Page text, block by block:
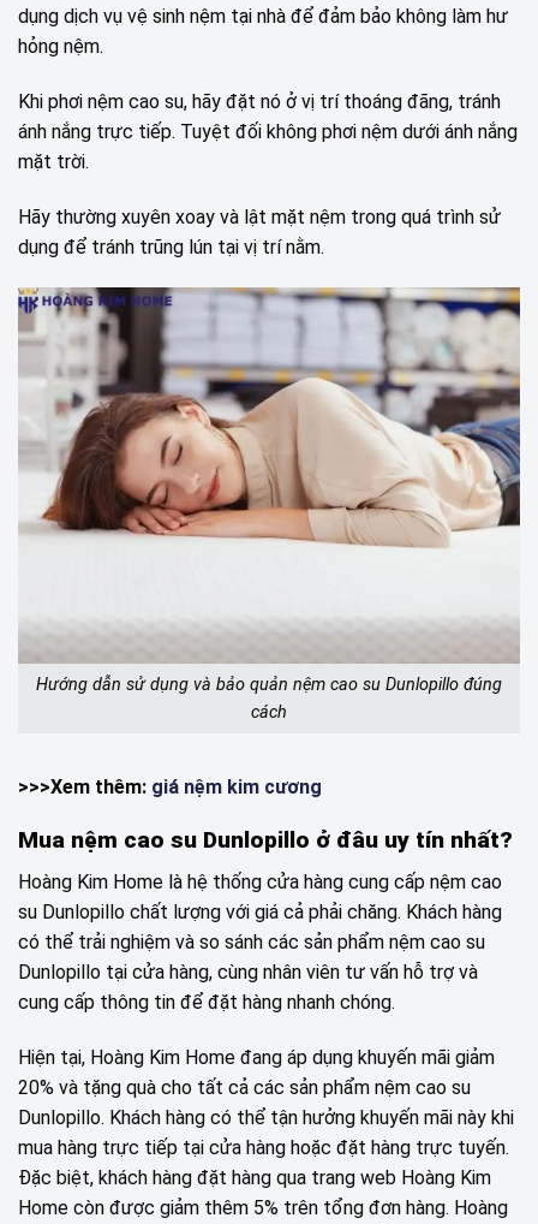
dụng dịch vụ vệ sinh nệm tại nhà để đảm bảo không làm hư
hỏng nệm.
Khi phơi nệm cao su, hãy đặt nó ở vị trí thoáng đãng, tránh
ánh nắng trực tiếp. Tuyệt đối không phơi nệm dưới ánh nắng
mặt trời.
Hãy thường xuyên xoay và lật mặt nệm trong quá trình sử
dụng để tránh trũng lún tại vị trí nằm.
Hướng dẫn sử dụng và bảo quản nệm cao su Dunlopillo đúng
cách
>>>Xem thêm: giá nệm kim cương
Mua nệm cao su Dunlopillo ở đâu uy tín nhất?
Hoàng Kim Home là hệ thống cửa hàng cung cấp nệm cao
su Dunlopillo chất lượng với giá cả phải chăng. Khách hàng
có thể trải nghiệm và so sánh các sản phẩm nệm cao su
Dunlopillo tại cửa hàng, cùng nhân viên tư vấn hỗ trợ và
cung cấp thông tin để đặt hàng nhanh chóng.
Hiện tại, Hoàng Kim Home đang áp dụng khuyến mãi giảm
20% và tặng quà cho tất cả các sản phẩm nệm cao su
Dunlopillo. Khách hàng có thể tận hưởng khuyến mãi này khi
mua hàng trực tiếp tại cửa hàng hoặc đặt hàng trực tuyến.
Đặc biệt, khách hàng đặt hàng qua trang web Hoàng Kim
Home còn được giảm thêm 5% trên tổng đơn hàng. Hoàng